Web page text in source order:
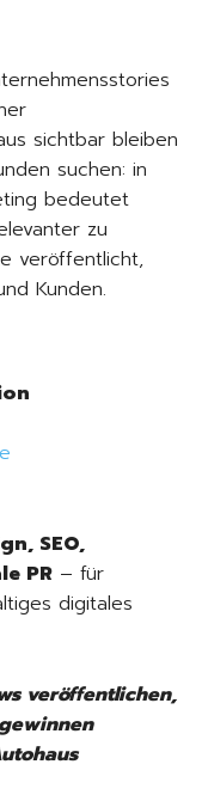
sichtbar bleiben
suchen: in
bedeutet
zu
veröffentlicht,
Kunden.
SEO,
PR – für
digitales
veröffentlichen,